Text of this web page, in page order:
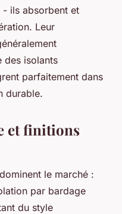
ils absorbent et
Leur
des isolants
parfaitement dans
durable.
et finitions
le marché :
par bardage
du style